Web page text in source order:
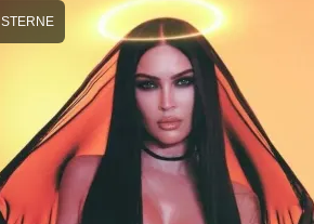
STERNE